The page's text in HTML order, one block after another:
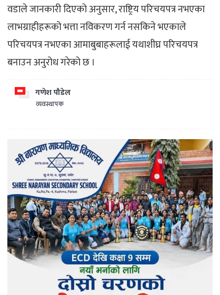
वडाले जानकारी दिएको अनुसार, राष्ट्रिय परिचयपत्र नभएका
लाभग्राहीहरूको भत्ता नविकरण गर्न नसकिने भएकाले
परिचयपत्र नभएका आमाबुबाहरूलाई यथाशीघ्र परिचयपत्र
बनाउन अनुरोध गरेको छ ।
गणेश पौडेल
व्यवस्थापक